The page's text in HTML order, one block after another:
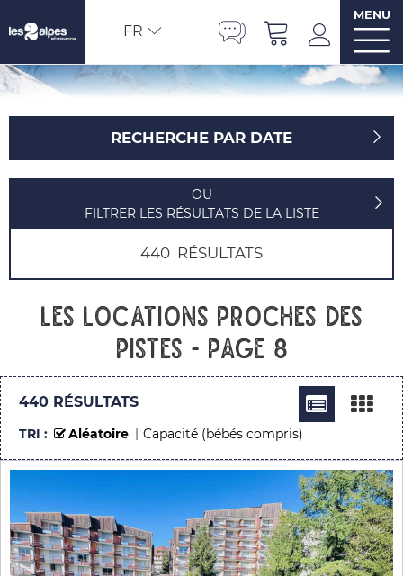
FR
MENU
RECHERCHE PAR DATE
OU
FILTRER LES RÉSULTATS DE LA LISTE
440 RÉSULTATS
Les locations proches des
pistes - Page 8
440 RÉSULTATS
TRI : Aléatoire Capacité (bébés compris)